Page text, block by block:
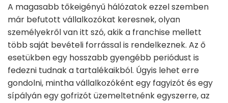
A magasabb tőkeigényű hálózatok ezzel szemben
már befutott vállalkozókat keresnek, olyan
személyekről van itt szó, akik a franchise mellett
több saját bevételi forrással is rendelkeznek. Az ő
esetükben egy hosszabb gyengébb periódust is
fedezni tudnak a tartalékaikból. Úgyis lehet erre
gondolni, mintha vállalkozóként egy fagyizót és egy
sípályán egy gofrizót üzemeltetnénk egyszerre, az